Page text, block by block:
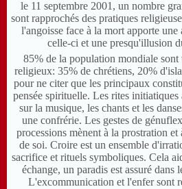
le 11 septembre 2001, un nombre
sont rapprochés des pratiques
l'angoisse face à la mort apporte une
celle-ci et une presqu'illusion
85% de la population mondiale sont
religieux: 35% de chrétiens, 20%
pour ne citer que les principaux
pensée spirituelle. Les rites initiatiques
sur la musique, les chants et les
une confrérie. Les gestes de
processions mènent à la prostration et
de soi. Croire est un ensemble
sacrifice et rituels symboliques. Cela
échange, un paradis est assuré dans
L'excommunication et l'enfer sont